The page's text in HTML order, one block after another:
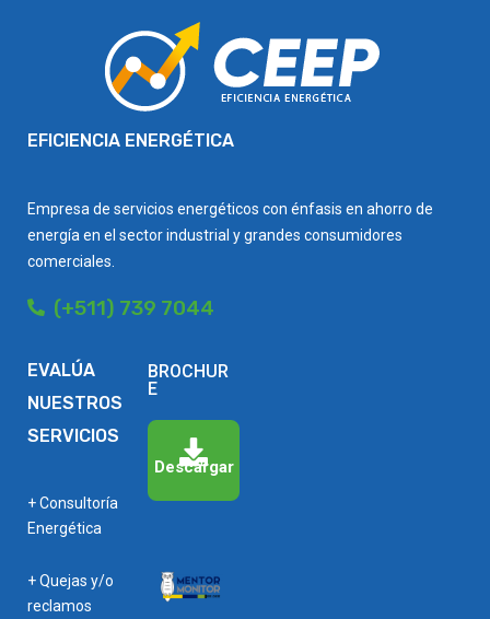
EFICIENCIA ENERGÉTICA
Empresa de servicios energéticos con énfasis en ahorro de
energía en el sector industrial y grandes consumidores
comerciales.
(+511) 739 7044
EVALÚA
NUESTROS
SERVICIOS
+ Consultoría
Energética
+ Quejas y/o
reclamos
BROCHUR
E
Descargar